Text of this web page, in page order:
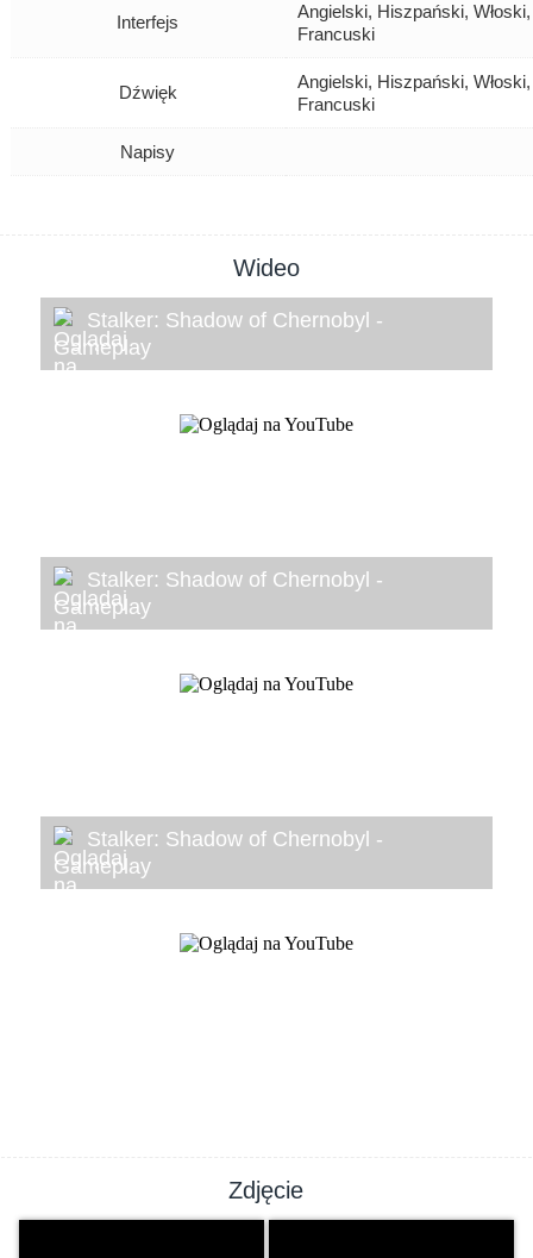
Interfejs
Angielski, Hiszpański,
Francuski
Dźwięk
Angielski, Hiszpański,
Francuski
Napisy
Wideo
Stalker: Shadow of Chernobyl -
Gameplay
Stalker: Shadow of Chernobyl -
Gameplay
Stalker: Shadow of Chernobyl -
Gameplay
Zdjęcie